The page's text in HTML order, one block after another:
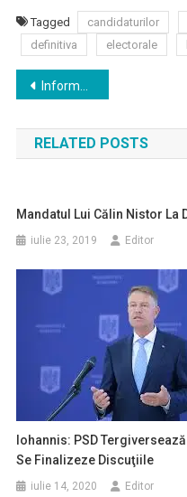
Tagged candidaturilor
definitiva
electorale
Navigare
în
articole
Informare privind stadiul dezbaterilor din Camera Deputatilor referitor la proiectul Legii Turismului
RELATED POSTS
Mandatul Lui Călin Nistor La
iulie 23, 2019 Editor
Iohannis: PSD
Se Finalizeze Discuţiile
iulie 14, 2020 Editor